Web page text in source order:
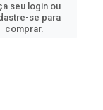
seu login ou
se para
comprar.